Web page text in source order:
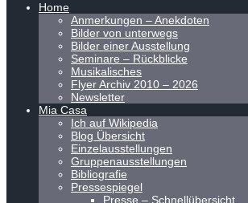
Home
Anmerkungen – Anekdoten
Bilder von unterwegs
Bilder einer Ausstellung
Seminare – Rückblicke
Musikalisches
Flyer Archiv 2010 – 2026
Newsletter
Mia Casa
Ich auf Wikipedia
Blog Übersicht
Einzelausstellungen
Gruppenausstellungen
Bibliografie
Pressespiegel
Presse – Schnellübersicht